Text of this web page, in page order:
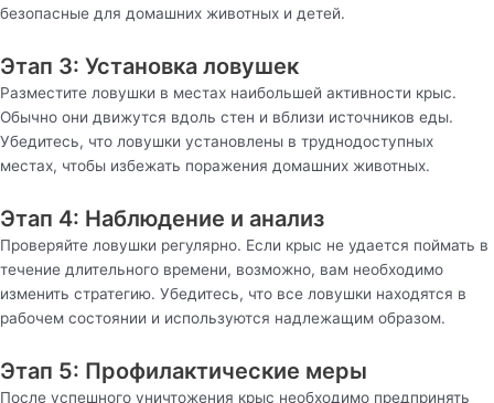
безопасные для домашних животных и детей.
Этап 3: Установка ловушек
Разместите ловушки в местах наибольшей активности крыс.
Обычно они движутся вдоль стен и вблизи источников еды.
Убедитесь, что ловушки установлены в труднодоступных
местах, чтобы избежать поражения домашних животных.
Этап 4: Наблюдение и анализ
Проверяйте ловушки регулярно. Если крыс не удается поймать в
течение длительного времени, возможно, вам необходимо
изменить стратегию. Убедитесь, что все ловушки находятся в
рабочем состоянии и используются надлежащим образом.
Этап 5: Профилактические меры
После успешного уничтожения крыс необходимо предпринять